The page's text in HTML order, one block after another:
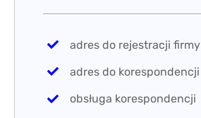
adres do rejestracji firmy
adres do korespondencji
obsługa korespondencji